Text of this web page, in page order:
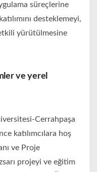
süreçlerine
desteklemeyi,
yürütülmesine
ve yerel
Cerrahpaşa
katılımcılara hoş
ve Proje
projeyi ve eğitim